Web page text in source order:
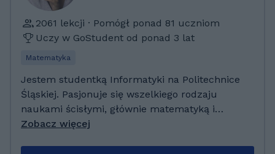
2061 lekcji · Pomógł ponad 81 uczniom
Uczy w GoStudent od ponad 3 lat
Matematyka
Jestem studentką Informatyki na Politechnice
Śląskiej. Pasjonuje się wszelkiego rodzaju
naukami ścisłymi, głównie matematyką i
programowaniem. Prywatnie interesuje mnie
Zobacz więcej